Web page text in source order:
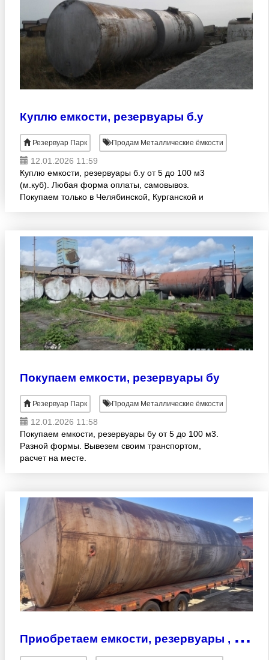
Куплю емкости, резервуары б.у
Резервуар Парк Продам Металлические ёмкости
12.01.2026 11:59
Куплю емкости, резервуары б.у от 5 до 100 м3
(м.куб). Любая форма оплаты, самовывоз.
Покупаем только в Челябинской, Курганской и
Покупаем емкости, резервуары бу
Резервуар Парк Продам Металлические ёмкости
12.01.2026 11:58
Покупаем емкости, резервуары бу от 5 до 100 м3.
Разной формы. Вывезем своим транспортом,
расчет на месте.
П
риобретаем емкости, резервуары , бочки